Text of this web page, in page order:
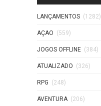
LANÇAMENTOS (1282)
AÇAO (559)
JOGOS OFFLINE (384)
ATUALIZADO (326)
RPG (248)
AVENTURA (206)